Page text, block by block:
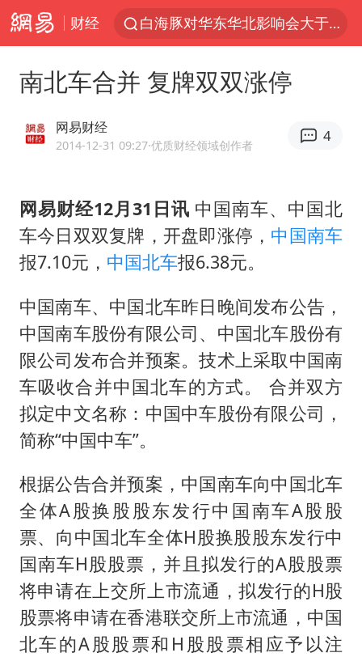
财经
白海豚对华东华北影响会大于巴威
独闯南太行的失联女生最后轨迹已确认
全球最大级别运输船通过长江大桥
央视新主播李秋莹母校发文祝贺
香港刷新1884年以来最高气温纪录
上海全力守护市民“菜篮子”
暑期研学游升温 在旅途中增长知识
猫咪过火把节被抹成黑猫
宝妈给四胞胎取名平安喜乐
BLG经理辟谣Bin离队
总书记点赞的非遗苗绣焕发新生机
南北车合并 复牌双双涨停
网易财经
2014-12-31 09:27·优质财经领域创作者
4
网易财经12月31日讯 中国南车、中国北
车今日双双复牌，开盘即涨停， 中国南车
报7.10元， 中国北车报6.38元。
中国南车、中国北车昨日晚间发布公告，
中国南车股份有限公司、中国北车股份有
限公司发布合并预案。技术上采取中国南
车吸收合并中国北车的方式。 合并双方
拟定中文名称：中国中车股份有限公司，
简称“中国中车”。
根据公告合并预案，中国南车向中国北车
全体A股换股股东发行中国南车A股股
票、向中国北车全体H股换股股东发行中
国南车H股股票，并且拟发行的A股股票
将申请在上交所上市流通，拟发行的H股
股票将申请在香港联交所上市流通，中国
北车的A股股票和H股股票相应予以注